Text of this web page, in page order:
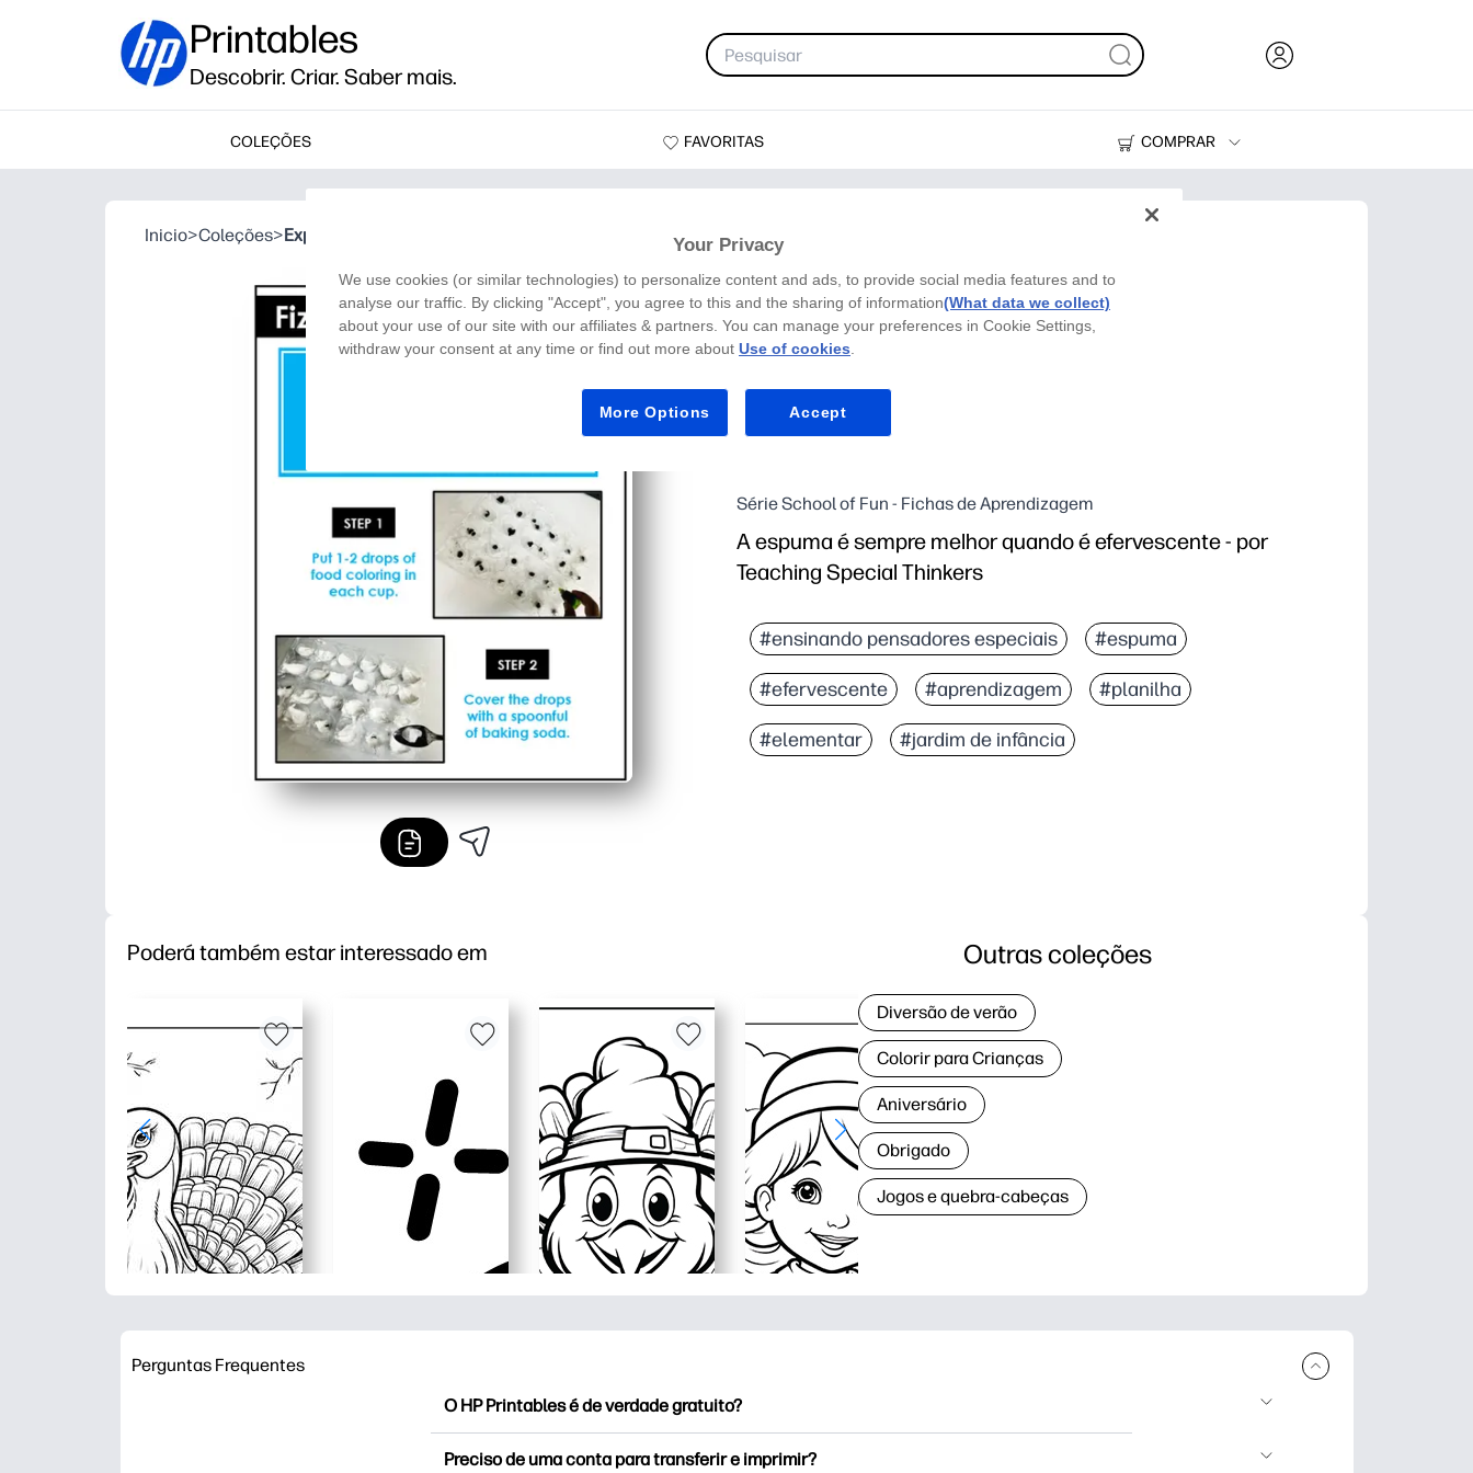
Printables
Descobrir. Criar. Saber mais.
COLEÇÕES FAVORITAS
COMPRAR
Tinteiros e Toner
Inicio>Coleções>Experiência de Espuma Efervescente
Experiência de Espuma
Efervescente
Série School of Fun - Fichas de Aprendizagem
A espuma é sempre melhor quando é efervescente - por
Teaching Special Thinkers
#ensinando pensadores especiais #espuma
#efervescente #aprendizagem #planilha
#elementar #jardim de infância
Poderá também estar interessado em Outras coleções
Diversão de verão
Colorir para Crianças
Aniversário
Obrigado
Jogos e quebra-cabeças
Perguntas Frequentes
O HP Printables é de verdade gratuito?
Preciso de uma conta para transferir e imprimir?
Your Privacy
We use cookies (or similar technologies) to personalize content and ads, to provide social media features and to
analyse our traffic. By clicking "Accept", you agree to this and the sharing of information(What data we collect)
about your use of our site with our affiliates & partners. You can manage your preferences in Cookie Settings,
withdraw your consent at any time or find out more about Use of cookies
More Options Accept